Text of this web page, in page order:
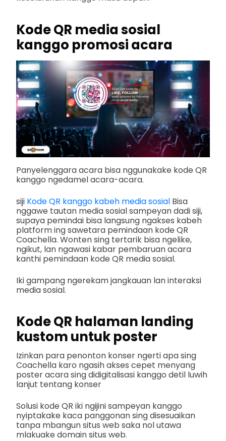
Kode QR media sosial
kanggo promosi acara
Panyelenggara acara bisa nggunakake kode QR
kanggo ngedamel acara-acara.
siji Kode QR kanggo kabeh media sosial Bisa
nggawe tautan media sosial sampeyan dadi siji,
supaya pemindai bisa langsung ngakses kabeh
platform ing sawetara pemindaan kode QR
Coachella. Wonten sing tertarik bisa ngelike,
ngikut, lan ngawasi kabar pembaruan acara
kanthi pemindaan kode QR media sosial.
Iki gampang ngerekam jangkauan lan interaksi
media sosial.
Kode QR halaman landing
kustom untuk poster
Izinkan para penonton konser ngerti apa sing
Coachella karo ngasih akses cepet menyang
poster acara sing didigitalisasi kanggo detil luwih
lanjut tentang konser
Solusi kode QR iki ngijini sampeyan kanggo
nyiptakake kaca panggonan sing disesuaikan
tanpa mbangun situs web saka nol utawa
mlakuake domain situs web.